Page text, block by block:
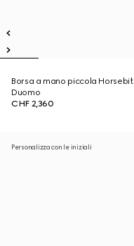
Borsa a mano piccola Horsebit
Duomo
CHF 2,360
Personalizza con le iniziali